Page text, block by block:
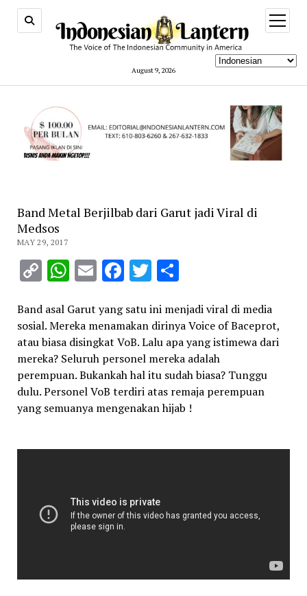
August 9, 2026
open
menu
Band Metal Berjilbab dari Garut jadi Viral di
Medsos
MAY 29, 2017
CopyWhatsApp
EmailFacebook
Twitter
Share
Band asal Garut yang satu ini menjadi viral di media
sosial. Mereka menamakan dirinya Voice of Baceprot,
atau biasa disingkat VoB. Lalu apa yang istimewa dari
mereka? Seluruh personel mereka adalah
perempuan. Bukankah hal itu sudah biasa? Tunggu
dulu. Personel VoB terdiri atas remaja perempuan
yang semuanya mengenakan hijab !